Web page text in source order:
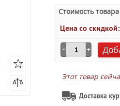
Стоимость
Цена со скидкой:
Этот товар
Доставка